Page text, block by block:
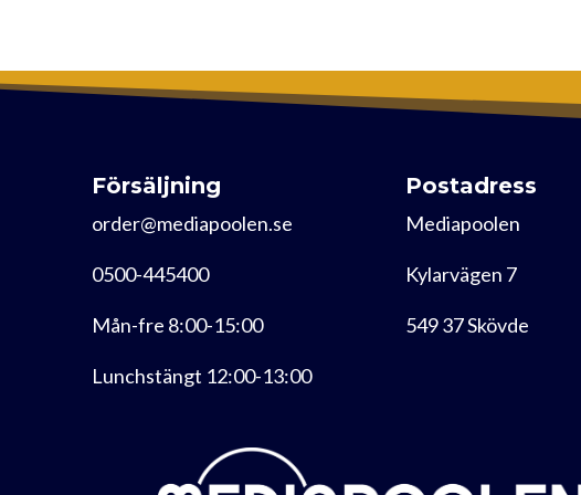
Försäljning
order@mediapoolen.se
0500-445400
Mån-fre 8:00-15:00
Lunchstängt 12:00-13:00
Postadress
Mediapoolen
Kylarvägen 7
549 37 Skövde